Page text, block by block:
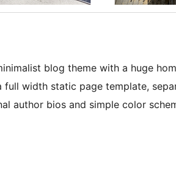
blog theme with a huge
full width static page template,
author bios and simple color